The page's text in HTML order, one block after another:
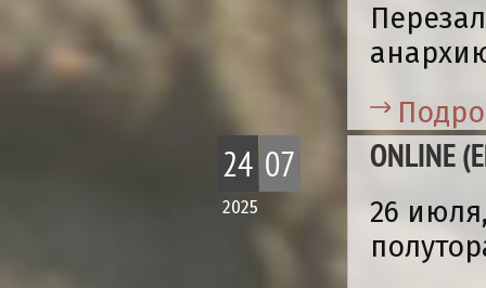
24 07
2025
ONLINE
26